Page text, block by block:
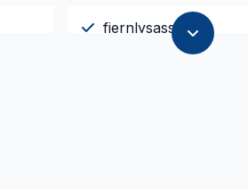
fjernlysassistent